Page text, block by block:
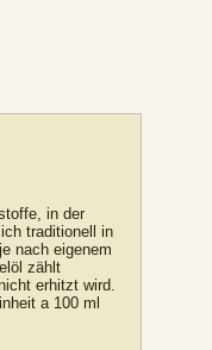
in der
traditionell in
nach eigenem
zählt
erhitzt wird.
a 100 ml